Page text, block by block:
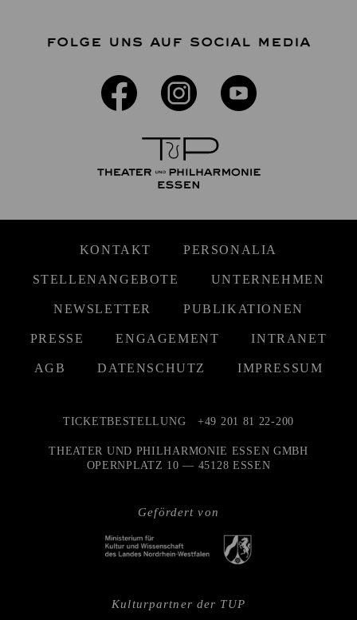
FOLGE UNS AUF SOCIAL MEDIA
KONTAKT PERSONALIA
STELLENANGEBOTE UNTERNEHMEN
NEWSLETTER PUBLIKATIONEN
PRESSE ENGAGEMENT INTRANET
AGB DATENSCHUTZ IMPRESSUM
Gefördert von
TICKETBESTELLUNG +49 201 81 22-200
THEATER UND PHILHARMONIE ESSEN GMBH
OPERNPLATZ 10 — 45128 ESSEN
Kulturpartner der TUP